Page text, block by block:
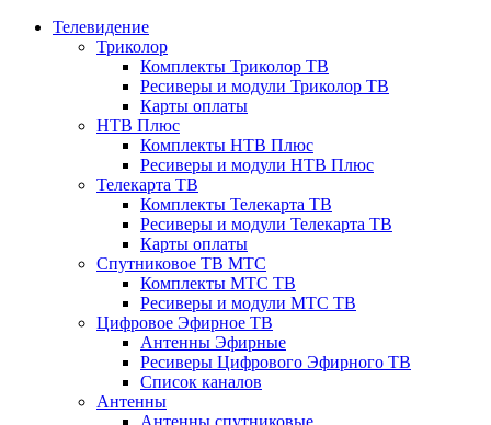
Телевидение
Триколор
Комплекты Триколор ТВ
Ресиверы и модули Триколор ТВ
Карты оплаты
НТВ Плюс
Комплекты НТВ Плюс
Ресиверы и модули НТВ Плюс
Телекарта ТВ
Комплекты Телекарта ТВ
Ресиверы и модули Телекарта ТВ
Карты оплаты
Спутниковое ТВ МТС
Комплекты МТС ТВ
Ресиверы и модули МТС ТВ
Цифровое Эфирное ТВ
Антенны Эфирные
Ресиверы Цифрового Эфирного ТВ
Список каналов
Антенны
Антенны спутниковые